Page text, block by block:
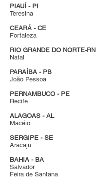
PIAUÍ - PI
Teresina
CEARÁ - CE
Fortaleza
RIO GRANDE DO NORTE-RN
Natal
PARAÍBA - PB
João Pessoa
PERNAMBUCO - PE
Recife
ALAGOAS - AL
Macéio
SERGIPE - SE
Aracaju
BAHIA - BA
Salvador
Feira de Santana